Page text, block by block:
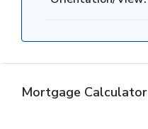
Mortgage Calculator